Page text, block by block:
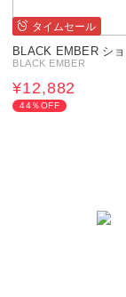
タイムセール
BLACK EMBER シ
BLACK EMBER
¥12,882
44％OFF